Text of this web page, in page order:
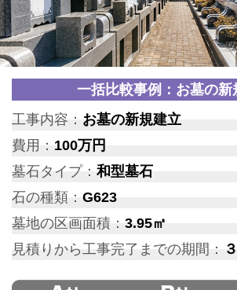
一括比較事例：お墓の新
工事内容： お墓の新規建立
費用： 100万円
墓石タイプ：和型墓石
石の種類： G623
墓地の区画面積： 3.95㎡
見積りから工事完了までの期間：